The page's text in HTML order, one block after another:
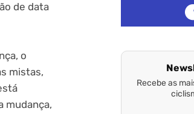
de data
o
mistas,
mudança,
Recebe as